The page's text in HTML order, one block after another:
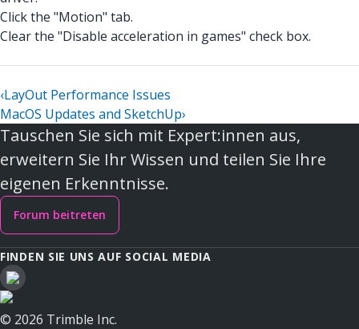
Click the "Motion" tab.
Clear the "Disable acceleration in games" check box.
‹LayOut Performance Issues
MacOS Updates and SketchUp›
Tauschen Sie sich mit Expert:innen aus,
erweitern Sie Ihr Wissen und teilen Sie Ihre
eigenen Erkenntnisse.
Forum beitreten
FINDEN SIE UNS AUF SOCIAL MEDIA
© 2026 Trimble Inc.